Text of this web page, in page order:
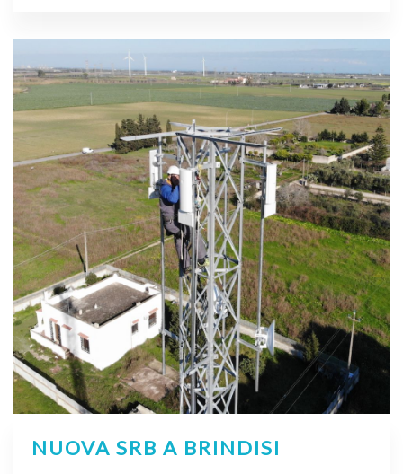
NUOVA SRB A BRINDISI